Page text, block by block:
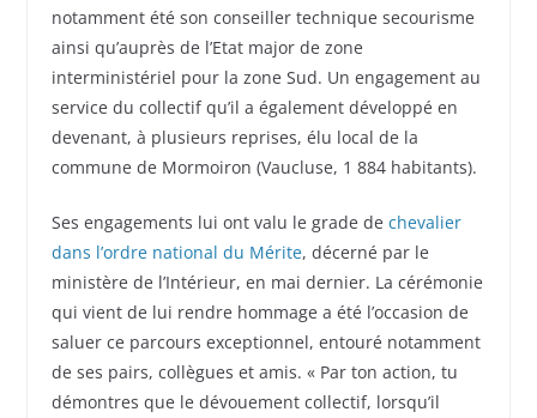
notamment été son conseiller technique secourisme
ainsi qu’auprès de l’Etat major de zone
interministériel pour la zone Sud. Un engagement au
service du collectif qu’il a également développé en
devenant, à plusieurs reprises, élu local de la
commune de Mormoiron (Vaucluse, 1 884 habitants).
Ses engagements lui ont valu le grade de chevalier
dans l’ordre national du Mérite, décerné par le
ministère de l’Intérieur, en mai dernier. La cérémonie
qui vient de lui rendre hommage a été l’occasion de
saluer ce parcours exceptionnel, entouré notamment
de ses pairs, collègues et amis. « Par ton action, tu
démontres que le dévouement collectif, lorsqu’il